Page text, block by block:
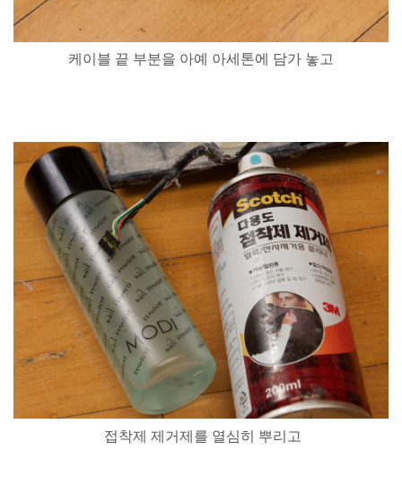
케이블 끝 부분을 아예 아세톤에 담가 놓고
접착제 제거제를 열심히 뿌리고